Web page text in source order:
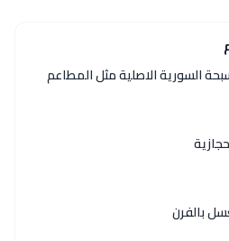
السورية الاصلية مثل المطاعم
بالفرن